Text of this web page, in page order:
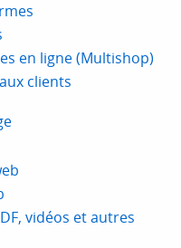
en ligne (Multishop)
clients
vidéos et autres